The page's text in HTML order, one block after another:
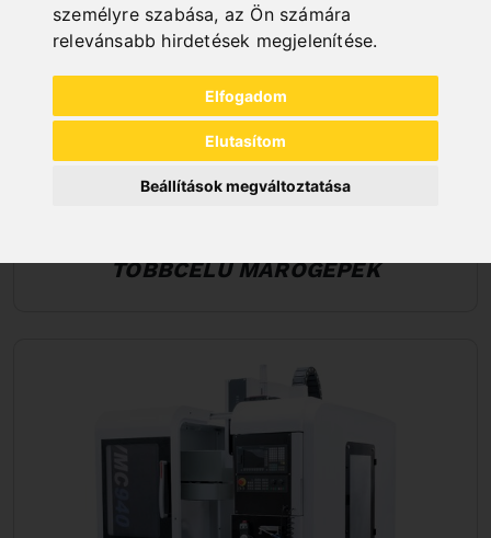
személyre szabása, az Ön számára
relevánsabb hirdetések megjelenítése.
Elfogadom
Elutasítom
Beállítások megváltoztatása
TÖBBCÉLÚ MARÓGÉPEK